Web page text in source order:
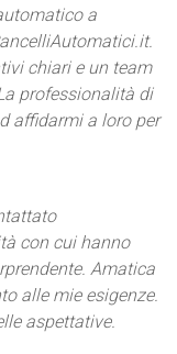
a
chiari e un team
professionalità di
affidarmi a loro per
con cui hanno
Amatica
alle mie esigenze.
aspettative.